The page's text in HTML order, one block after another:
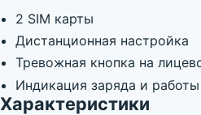
2 SIM карты
Дистанционная настройка
Тревожная кнопка на
Индикация заряда и
Характеристики